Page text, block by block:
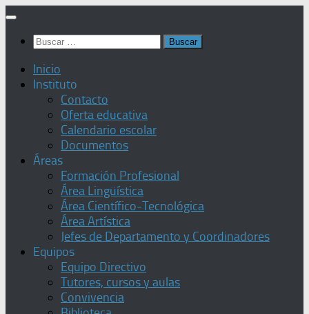
Saltar
contenido
Buscar:
Inicio
Instituto
Contacto
Oferta educativa
Calendario escolar
Documentos
Áreas
Formación Profesional
Área Lingüística
Área Científico-Tecnológica
Área Artística
Jefes de Departamento y Coordinadores
Equipos
Equipo Directivo
Tutores, cursos y aulas
Convivencia